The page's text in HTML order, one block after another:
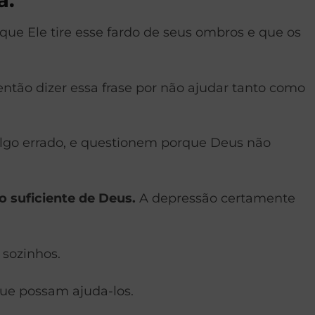
Ele tire esse fardo de seus ombros e que os
dizer essa frase por não ajudar tanto como
errado, e questionem porque Deus não
suficiente de Deus. A depressão certamente
possam ajuda-los.